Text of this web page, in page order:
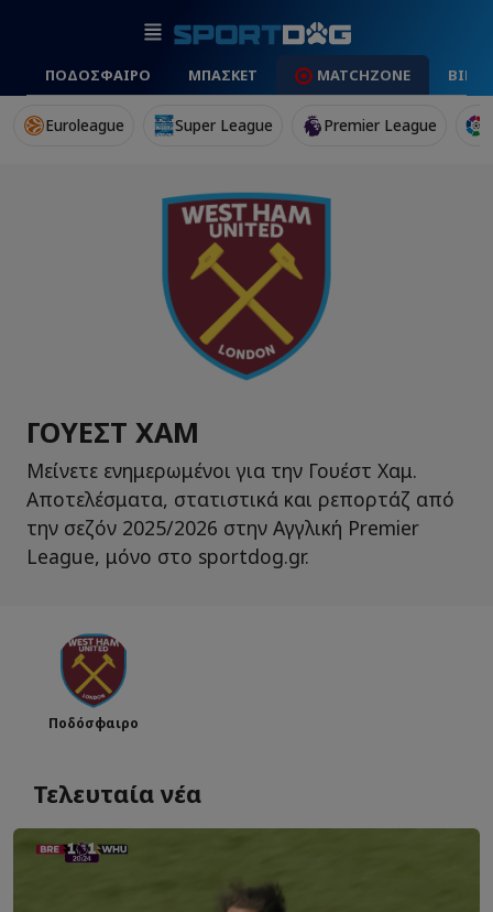
ΠΟΔΟΣΦΑΙΡΟ ΜΠΑΣΚΕΤ MATCHZONE
Euroleague Super League Premier League
ΓΟΥΈΣΤ ΧΑΜ
Μείνετε ενημερωμένοι για την Γουέστ Χαμ.
Αποτελέσματα, στατιστικά και ρεπορτάζ από
την σεζόν 2025/2026 στην Αγγλική Premier
League, μόνο στο sportdog.gr.
Ποδόσφαιρο
Τελευταία νέα